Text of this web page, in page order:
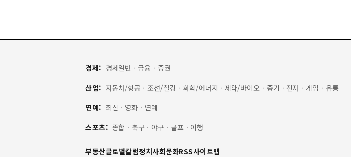
경제: 경제일반 · 금융 · 증권
산업: 자동차/항공 · 조선/철강 · 화학/에너지 · 제약/바이오 · 중기 · 전자 · 게임 · 유통
연예: 최신 · 영화 · 연예
스포츠: 종합 · 축구 · 야구 · 골프 · 여행
부동산글로벌칼럼정치사회문화RSS사이트맵